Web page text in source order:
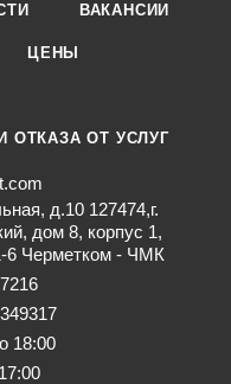
ВАКАНСИИ
ЦЕНЫ
ОТКАЗА ОТ УСЛУГ
д.10 127474,г.
дом 8, корпус 1,
6 Черметком - ЧМК
18:00